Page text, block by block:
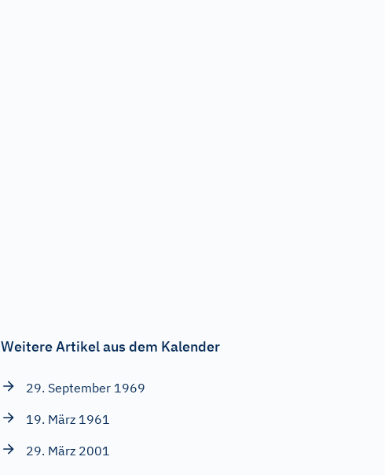
Weitere Artikel aus dem Kalender
29. September 1969
19. März 1961
29. März 2001